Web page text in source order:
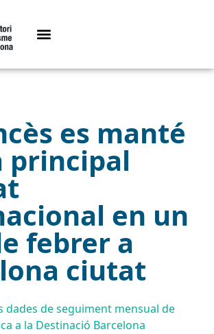
es manté
principal
en un
febrer a
ciutat
dades de seguiment mensual de
a la Destinació Barcelona